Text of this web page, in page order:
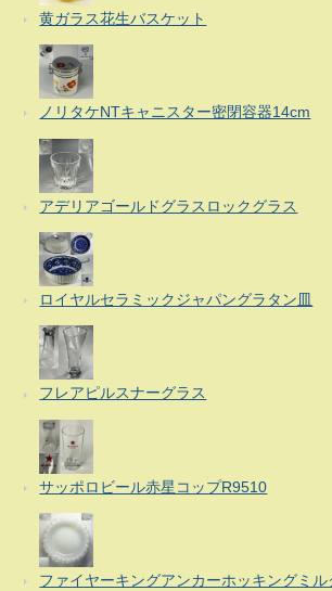
黄ガラス花生バスケット
ノリタケNTキャニスター密閉容器14cm
アデリアゴールドグラスロックグラス
ロイヤルセラミックジャパングラタン皿
フレアピルスナーグラス
サッポロビール赤星コップR9510
ファイヤーキングアンカーホッキングミル